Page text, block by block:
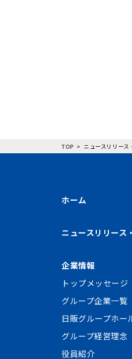
TOP ニュースリリー
ホーム
ニュースリリース
企業情報
トップメッセージ
グループ企業一覧
日販グループホー
グループ経営理念
役員紹介